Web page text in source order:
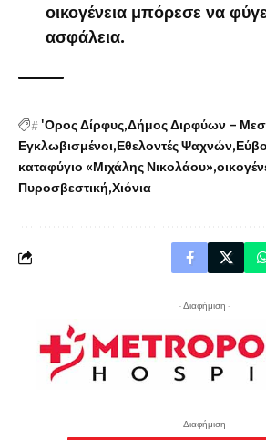
οικογένεια μπόρεσε να
ασφάλεια.
# 'Ορος Δίρφυς Δήμος Διρφύων –
Εγκλωβισμένοι Εθελοντές Ψαχνών
καταφύγιο «Μιχάλης Νικολάου»
Πυροσβεστική Χιόνια
- Διαφήμιση -
- Διαφήμιση -